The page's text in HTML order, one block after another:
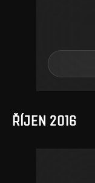
ŘÍJEN 2016